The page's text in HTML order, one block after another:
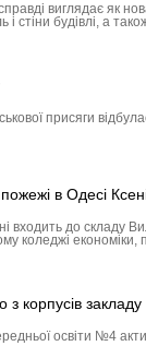
виглядає як
стіни будівлі, а
присяги
в Одесі
входить до складу
коледжі
корпусів закладу
освіти №4